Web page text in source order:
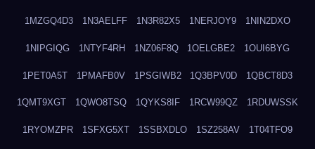
1MZGQ4D3 1N3AELFF 1N3R82X5 1NERJOY9 1NIN2DXO
1NIPGIQG 1NTYF4RH 1NZ06F8Q 1OELGBE2 1OUI6BYG
1PET0A5T 1PMAFB0V 1PSGIWB2 1Q3BPV0D 1QBCT8D3
1QMT9XGT 1QWO8TSQ 1QYKS8IF 1RCW99QZ 1RDUWSSK
1RYOMZPR 1SFXG5XT 1SSBXDLO 1SZ258AV 1T04TFO9